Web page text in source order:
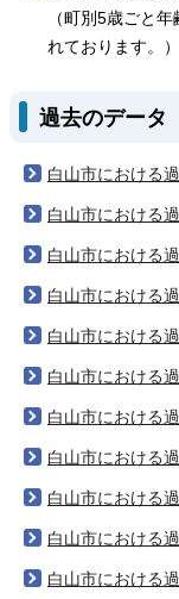
（町別5歳ごと
れております。）
過去のデータ
白山市における
白山市における
白山市における
白山市における
白山市における
白山市における
白山市における
白山市における
白山市における
白山市における
白山市における